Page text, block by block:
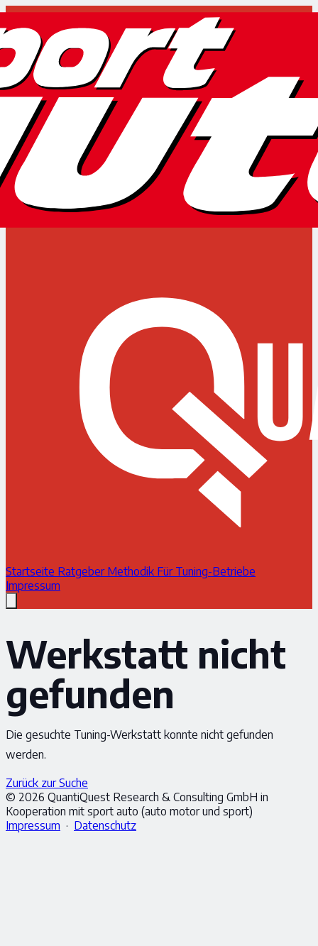
Startseite Ratgeber Methodik Für Tuning-Betriebe
Impressum
Werkstatt nicht
gefunden
Die gesuchte Tuning-Werkstatt konnte nicht gefunden
werden.
Zurück zur Suche
© 2026 QuantiQuest Research & Consulting GmbH in
Kooperation mit sport auto (auto motor und sport)
Impressum · Datenschutz